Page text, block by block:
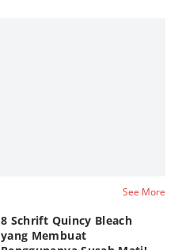
See More
8 Schrift Quincy Bleach
yang Membuat